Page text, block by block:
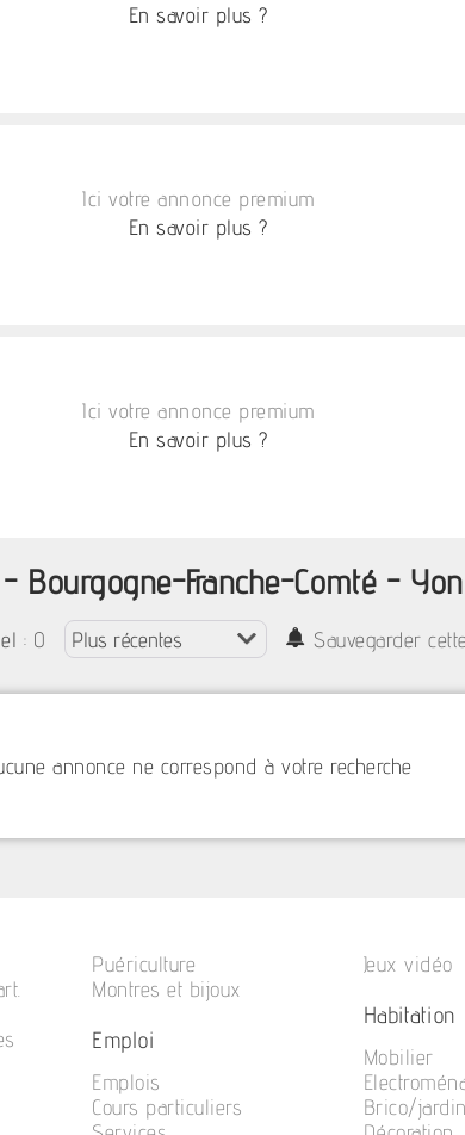
En savoir plus ?
Ici votre annonce premium
En savoir plus ?
Ici votre annonce premium
En savoir plus ?
Bourgogne-Franche-Comté -
: 0 Sauvegarder
annonce ne correspond à votre recherche
Puériculture
Montres et bijoux
Emploi
Emplois
Cours particuliers
Jeux vidéo
Habitation
Mobilier
Brico/